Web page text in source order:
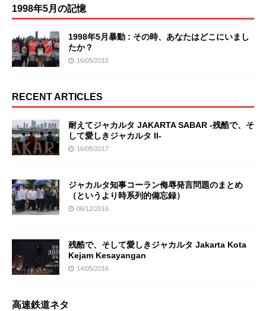
1998年5月の記憶
1998年5月暴動 : その時、あなたはどこにいまし
たか？
16/05/2015
RECENT ARTICLES
耐えてジャカルタ JAKARTA SABAR -残酷で、そ
して愛しきジャカルタ II-
16/05/2017
ジャカルタ知事コーラン侮辱発言問題のまとめ
（というより時系列的備忘録）
06/12/2016
残酷で、そして愛しきジャカルタ Jakarta Kota
Kejam Kesayangan
14/05/2016
高速鉄道ネタ